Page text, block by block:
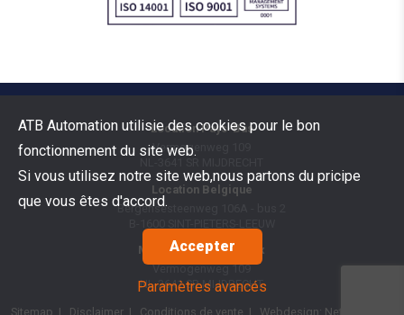
Location Pays-Bas
Vermogenweg 109
Location Belgique
Bergensesteenweg 106A - bus 2
Marchandises Benelux
Vermogenweg 109
NL-3641 SRMIJDRECHT
Sitemap | Disclaimer | Conditions de vente | Webdesign: Netsquare
ATB Automation utilisie des cookies pour le bon
fonctionnement du site web.
Si vous utilisez notre site web,nous partons du pricipe
que vous êtes d'accord.
Accepter
Paramètres avancés